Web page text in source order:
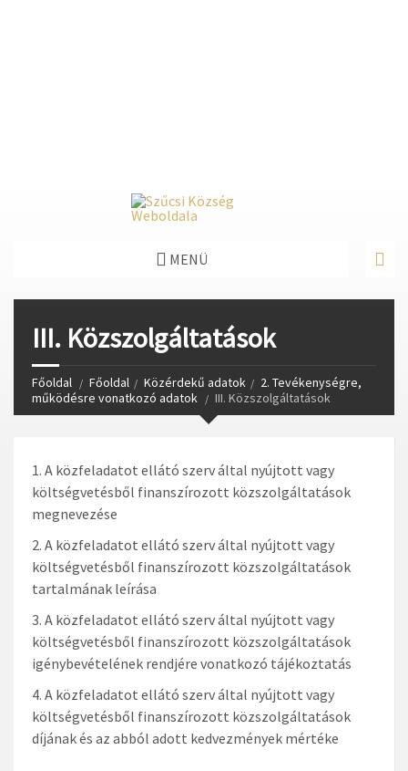
MENÜ
III. Közszolgáltatások
Főoldal Főoldal Közérdekű adatok
2. Tevékenységre,
működésre vonatkozó adatok
III. Közszolgáltatások
A közfeladatot ellátó szerv által nyújtott vagy
költségvetésből finanszírozott közszolgáltatások
megnevezése
A közfeladatot ellátó szerv által nyújtott vagy
költségvetésből finanszírozott közszolgáltatások
tartalmának leírása
A közfeladatot ellátó szerv által nyújtott vagy
költségvetésből finanszírozott közszolgáltatások
igénybevételének rendjére vonatkozó tájékoztatás
A közfeladatot ellátó szerv által nyújtott vagy
költségvetésből finanszírozott közszolgáltatások
díjának és az abból adott kedvezmények mértéke